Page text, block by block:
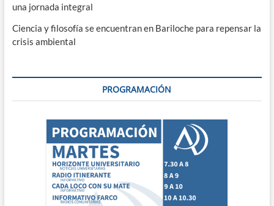
una jornada integral
Ciencia y filosofía se encuentran en Bariloche para repensar la
crisis ambiental
PROGRAMACIÓN